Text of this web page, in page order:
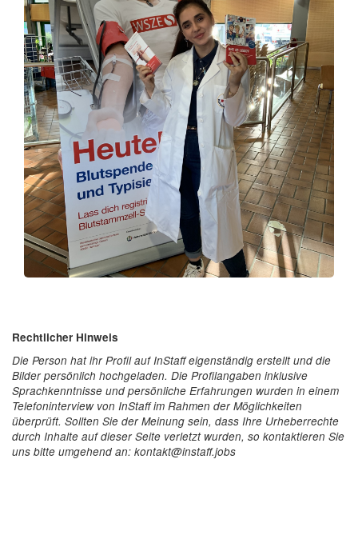
Rechtlicher Hinweis
Die Person hat ihr Profil auf InStaff eigenständig erstellt und die
Bilder persönlich hochgeladen. Die Profilangaben inklusive
Sprachkenntnisse und persönliche Erfahrungen wurden in einem
Telefoninterview von InStaff im Rahmen der Möglichkeiten
überprüft. Sollten Sie der Meinung sein, dass Ihre Urheberrechte
durch Inhalte auf dieser Seite verletzt wurden, so kontaktieren Sie
uns bitte umgehend an: kontakt@instaff.jobs